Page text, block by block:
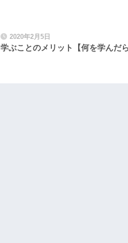
2020年2月5日
学ぶことのメリット【何を学んだ